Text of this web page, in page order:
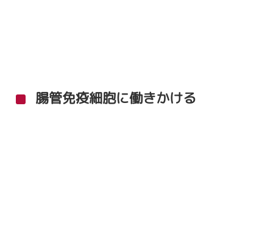
腸管免疫細胞に働きかける